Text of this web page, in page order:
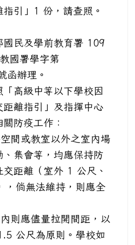
引」1 份，請查照。
國民及學前教育署 109
國署學字第
函辦理。
「高級中等以下學校因
距離指引」及指揮中心
防疫工作：
間或教室以外之室內場
、集會等，均應保持防
距離（室外 1 公尺、
，倘無法維持，則應全
則應儘量拉開間距，以
公尺為原則。學校如